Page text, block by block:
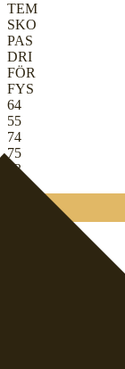
TEM
SKO
PAS
DRI
FÖR
FYS
64
55
74
75
83